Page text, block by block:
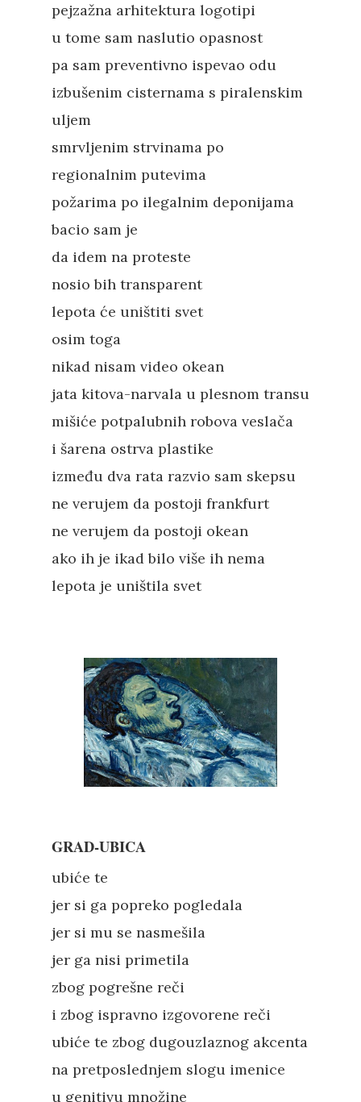
pejzažna arhitektura logotipi
u tome sam naslutio opasnost
pa sam preventivno ispevao odu
izbušenim cisternama s piralenskim
uljem
smrvljenim strvinama po
regionalnim putevima
požarima po ilegalnim deponijama
bacio sam je
da idem na proteste
nosio bih transparent
lepota će uništiti svet
osim toga
nikad nisam video okean
jata kitova-narvala u plesnom transu
mišiće potpalubnih robova veslača
i šarena ostrva plastike
između dva rata razvio sam skepsu
ne verujem da postoji frankfurt
ne verujem da postoji okean
ako ih je ikad bilo više ih nema
lepota je uništila svet
GRAD-UBICA
ubiće te
jer si ga popreko pogledala
jer si mu se nasmešila
jer ga nisi primetila
zbog pogrešne reči
i zbog ispravno izgovorene reči
ubiće te zbog dugouzlaznog akcenta
na pretposlednjem slogu imenice
u genitivu množine